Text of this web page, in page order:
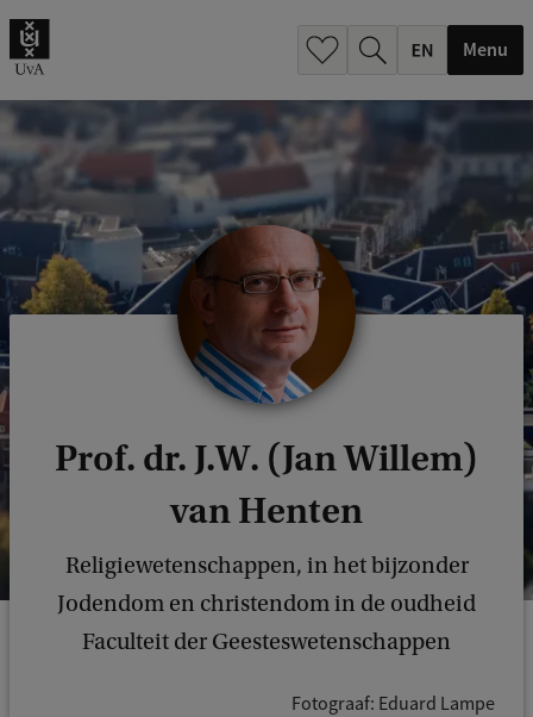
Menu
Prof. dr. J.W. (Jan Willem)
van Henten
Religiewetenschappen, in het bijzonder
Jodendom en christendom in de oudheid
Faculteit der Geesteswetenschappen
Fotograaf: Eduard Lampe